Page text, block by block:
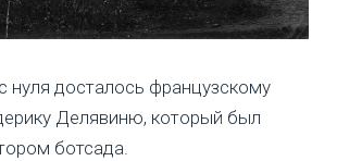
нуля досталось французскому
Делявиню, который был
ботсада.